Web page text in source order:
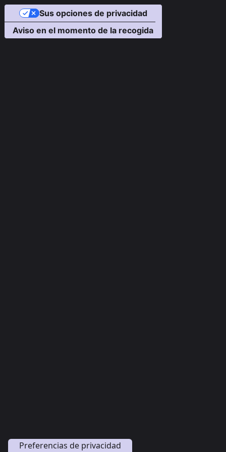
Aviso en el momento de la recogida
Sus opciones de privacidad